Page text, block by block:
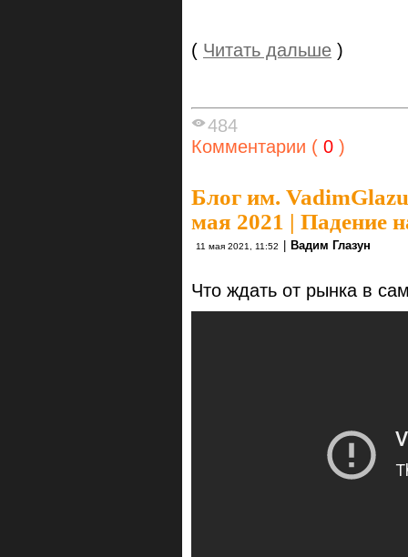
( Читать дальше )
484
Комментарии ( 0 )
Блог им.
мая 2021 | Падение
11 мая 2021, 11:52 | Вадим Глазун
Что ждать от рынка в